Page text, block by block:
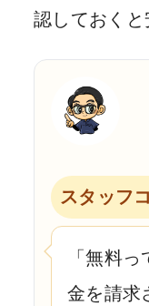
認しておくと
スタッフ
「無料
金を請求